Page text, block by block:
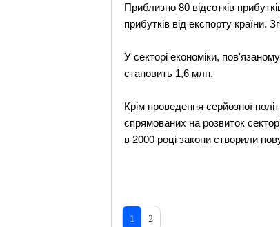
Приблизно 80 відсотків
прибутків від експорту країни.
У секторі економіки,
становить 1,6 млн.
Крім проведення серйозної
спрямованих на розвиток
в 2000 році закони створили
1 2